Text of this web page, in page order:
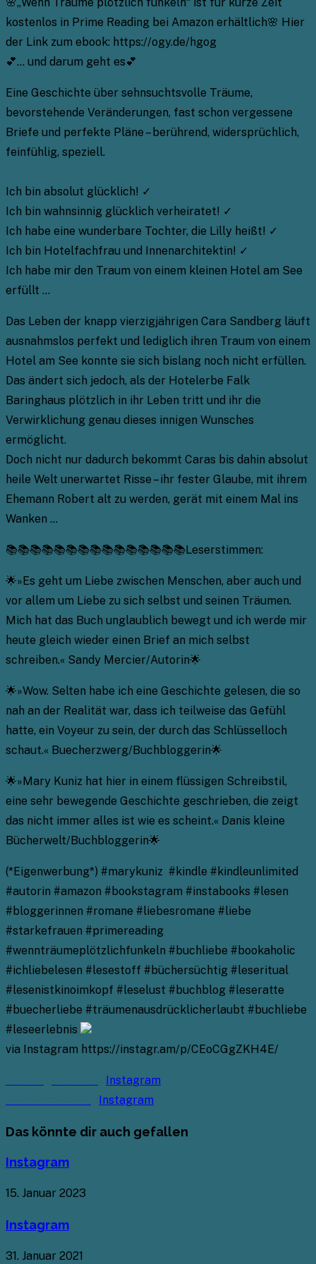
kostenlos in Prime Reading bei Amazon erhältlich🌸 Hier
der Link zum ebook: https://ogy.de/hgog
💕… und darum geht es💕
Eine Geschichte über sehnsuchtsvolle Träume,
bevorstehende Veränderungen, fast schon vergessene
Briefe und perfekte Pläne – berührend, widersprüchlich,
feinfühlig, speziell.
Ich bin absolut glücklich! ✓
Ich bin wahnsinnig glücklich verheiratet! ✓
Ich habe eine wunderbare Tochter, die Lilly heißt! ✓
Ich bin Hotelfachfrau und Innenarchitektin! ✓
Ich habe mir den Traum von einem kleinen Hotel am See
erfüllt …
Das Leben der knapp vierzigjährigen Cara Sandberg läuft
ausnahmslos perfekt und lediglich ihren Traum von einem
Hotel am See konnte sie sich bislang noch nicht erfüllen.
Das ändert sich jedoch, als der Hotelerbe Falk
Baringhaus plötzlich in ihr Leben tritt und ihr die
Verwirklichung genau dieses innigen Wunsches
ermöglicht.
Doch nicht nur dadurch bekommt Caras bis dahin absolut
heile Welt unerwartet Risse – ihr fester Glaube, mit ihrem
Ehemann Robert alt zu werden, gerät mit einem Mal ins
Wanken …
📚📚📚📚📚📚📚📚📚📚📚📚📚📚📚Leserstimmen:
🌟»Es geht um Liebe zwischen Menschen, aber auch und
vor allem um Liebe zu sich selbst und seinen Träumen.
Mich hat das Buch unglaublich bewegt und ich werde mir
heute gleich wieder einen Brief an mich selbst
schreiben.« Sandy Mercier/Autorin🌟
🌟»Wow. Selten habe ich eine Geschichte gelesen, die so
nah an der Realität war, dass ich teilweise das Gefühl
hatte, ein Voyeur zu sein, der durch das Schlüsselloch
schaut.« Buecherzwerg/Buchbloggerin🌟
🌟»Mary Kuniz hat hier in einem flüssigen Schreibstil,
eine sehr bewegende Geschichte geschrieben, die zeigt
das nicht immer alles ist wie es scheint.« Danis kleine
Bücherwelt/Buchbloggerin🌟
(*Eigenwerbung*) #marykuniz #kindle #kindleunlimited
#autorin #amazon #bookstagram #instabooks #lesen
#bloggerinnen #romane #liebesromane #liebe
#starkefrauen #primereading
#wennträumeplötzlichfunkeln #buchliebe #bookaholic
#ichliebelesen #lesestoff #büchersüchtig #leseritual
#lesenistkinoimkopf #leselust #buchblog #leseratte
#buecherliebe #träumenausdrücklicherlaubt #buchliebe
#leseerlebnis
via Instagram https://instagr.am/p/CEoCGgZKH4E/
Instagram
Instagram
Das könnte dir auch gefallen
Instagram
15. Januar 2023
Instagram
31. Januar 2021